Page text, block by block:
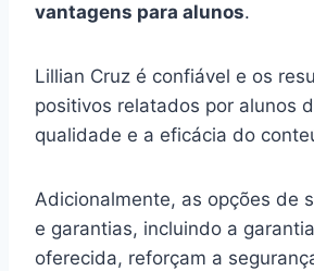
vantagens para alunos.
Lillian Cruz é confiável e os
positivos relatados por alunos
qualidade e a eficácia do
Adicionalmente, as opções de
e garantias, incluindo a
oferecida, reforçam a